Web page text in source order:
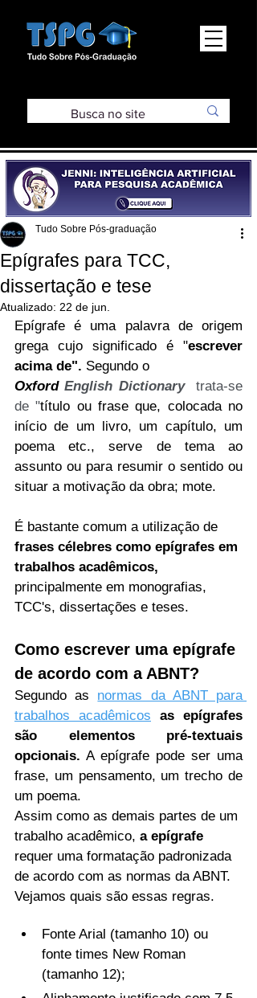
Epígrafes para TCC,
dissertação e tese
Tudo Sobre Pós-graduação
Atualizado: 22 de jun.
Epígrafe é uma palavra de origem
grega cujo significado é "escrever
acima de". Segundo o
Oxford English Dictionary
trata-se
de "título ou frase que, colocada no
início de um livro, um capítulo, um
poema etc., serve de tema ao
assunto ou para resumir o sentido ou
situar a motivação da obra; mote.
É bastante comum a utilização de
frases célebres como epígrafes em
trabalhos acadêmicos,
principalmente em monografias,
TCC's, dissertações e teses.
Como escrever uma epígrafe
de acordo com a ABNT?
Segundo as normas da ABNT para
trabalhos acadêmicos
as epígrafes
são elementos pré-textuais
opcionais. A epígrafe pode ser uma
frase, um pensamento, um trecho de
um poema.
Assim como as demais partes de um
trabalho acadêmico, a epígrafe
requer uma formatação padronizada
de acordo com as normas da ABNT.
Vejamos quais são essas regras.
Fonte Arial (tamanho 10) ou
fonte times New Roman
(tamanho 12);